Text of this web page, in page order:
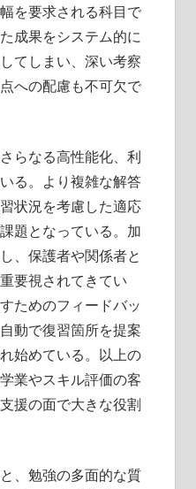
を要求される科目で
成果をシステム的に
てしまい、深い考察
への配慮も不可欠で
らなる高性能化、利
る。より複雑な解答
状況を考慮した適応
題となっている。加
、保護者や関係者と
要視されてきてい
ためのフィードバッ
動で復習箇所を提案
始めている。以上の
業やスキル評価の客
援の面で大きな役割
、勉強の多面的な質